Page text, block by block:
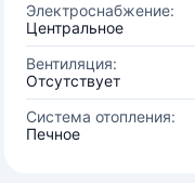
Электроснабжение:
Центральное
Вентиляция:
Отсутствует
Система отопления:
Печное